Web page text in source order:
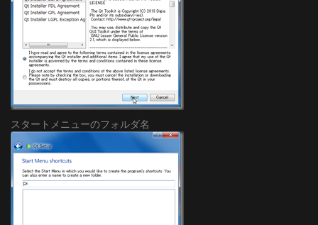
スタートメニューのフォルダ名